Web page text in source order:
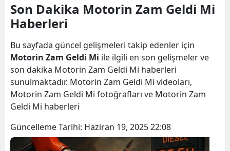
Son Dakika Motorin Zam Geldi Mi
Haberleri
Bu sayfada güncel gelişmeleri takip edenler için
Motorin Zam Geldi Mi ile ilgili en son gelişmeler ve
son dakika Motorin Zam Geldi Mi haberleri
sunulmaktadır. Motorin Zam Geldi Mi videoları,
Motorin Zam Geldi Mi fotoğrafları ve Motorin Zam
Geldi Mi haberleri
Güncelleme Tarihi: Haziran 19, 2025 22:08